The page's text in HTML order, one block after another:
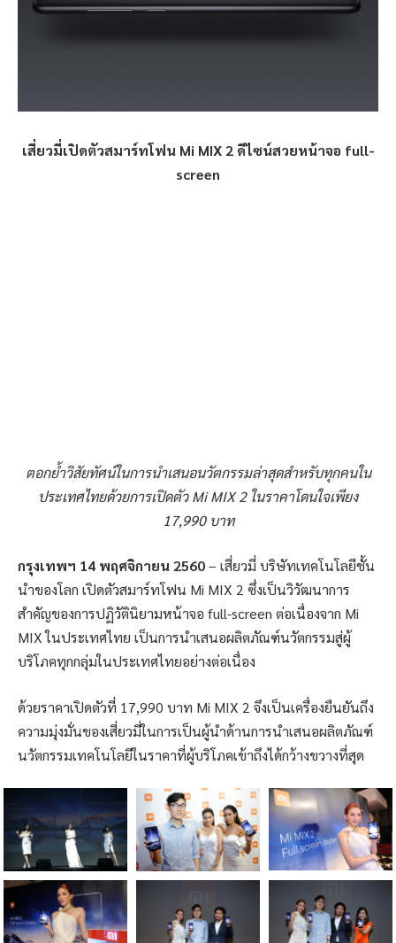
เสี่ยวมี่เปิดตัวสมาร์ทโฟน Mi MIX 2 ดีไซน์สวยหน้าจอ full-
screen
ตอกย้ำวิสัยทัศน์ในการนำเสนอนวัตกรรมล่าสุดสำหรับทุกคนใน
ประเทศไทยด้วยการเปิดตัวMi MIX 2 ในราคาโดนใจเพียง
17,990 บาท
กรุงเทพฯ 14 พฤศจิกายน 2560– เสี่ยวมี่ บริษัทเทคโนโลยีชั้น
นำของโลก เปิดตัวสมาร์ทโฟน Mi MIX 2 ซึ่งเป็นวิวัฒนาการ
สำคัญของการปฏิวัตินิยามหน้าจอ full-screen ต่อเนื่องจาก Mi
MIX ในประเทศไทย เป็นการนำเสนอผลิตภัณฑ์นวัตกรรมสู่ผู้
บริโภคทุกกลุ่มในประเทศไทยอย่างต่อเนื่อง
ด้วยราคาเปิดตัวที่ 17,990 บาท Mi MIX 2 จึงเป็นเครื่องยืนยันถึง
ความมุ่งมั่นของเสี่ยวมี่ในการเป็นผู้นำด้านการนำเสนอผลิตภัณฑ์
นวัตกรรมเทคโนโลยีในราคาที่ผู้บริโภคเข้าถึงได้กว้างขวางที่สุด